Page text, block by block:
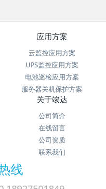
应用方案
云监控应用方案
UPS监控应用方案
电池巡检应用方案
服务器关机保护方案
关于竣达
公司简介
在线留言
公司资质
联系我们
线